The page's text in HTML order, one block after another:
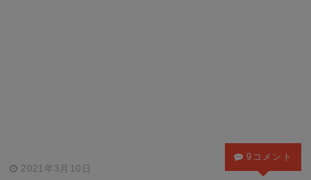
2021年3月10日
9コメント